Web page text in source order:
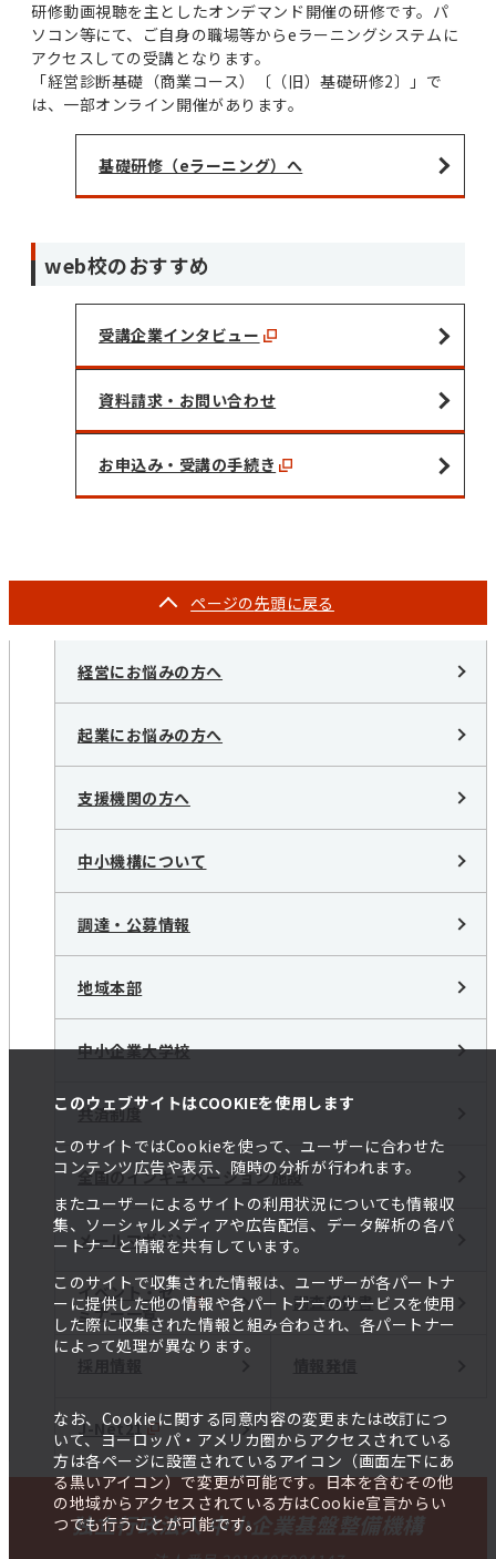
このウェブサイトはCOOKIEを使用します
このサイトではCookieを使って、ユーザーに合わせた
コンテンツ広告や表示、随時の分析が行われます。
またユーザーによるサイトの利用状況についても情報収
集、ソーシャルメディアや広告配信、データ解析の各パ
ートナーと情報を共有しています。
このサイトで収集された情報は、ユーザーが各パートナ
ーに提供した他の情報や各パートナーのサービスを使用
した際に収集された情報と組み合わされ、各パートナー
によって処理が異なります。
なお、Cookieに関する同意内容の変更または改訂につ
いて、ヨーロッパ・アメリカ圏からアクセスされている
方は各ページに設置されているアイコン（画面左下にあ
る黒いアイコン）で変更が可能です。日本を含むその他
の地域からアクセスされている方はCookie宣言からい
つでも行うことが可能です。
研修動画視聴を主としたオンデマンド開催の研修です。パ
ソコン等にて、ご自身の職場等からeラーニングシステムに
アクセスしての受講となります。
「経営診断基礎（商業コース）〔（旧）基礎研修2〕」で
は、一部オンライン開催があります。
基礎研修（eラーニング）へ
web校のおすすめ
受講企業インタビュー
資料請求・お問い合わせ
お申込み・受講の手続き
ページの先頭に戻る
経営にお悩みの方へ
起業にお悩みの方へ
支援機関の方へ
中小機構について
調達・公募情報
地域本部
中小企業大学校
共済制度
全国のインキュベーション施設
メールマガジン
イベント・セ
ミナー一覧
調査報告書
J-Net21
独立行政法人 中小企業基盤整備機構